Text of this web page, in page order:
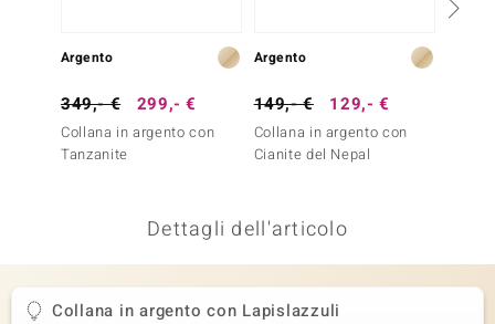
Collection
Argento
349,- € 299,- €
Collana in argento con
Tanzanite
Argento
149,- € 129,- €
Collana in argento con
Cianite del Nepal
Dettagli dell'articolo
Collana in argento con Lapislazzuli